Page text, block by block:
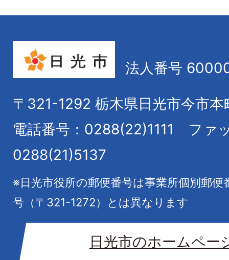
法人番号
〒321-1292 栃木県日光市今市本
電話番号：0288(22)1111
ファ
0288(21)5137
※日光市役所の郵便番号は事業所個別郵
号（〒321-1272）とは異なります
日光市のホームペー